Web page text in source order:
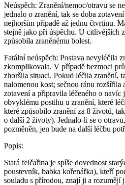
Neúspěch: Zranění/nemoc/otravu se
jednalo o zranění, tak se doba
nejhorším případě až jednu čtvrtinu.
stejně jako při úspěchu. U citlivějších
způsobila zraněnému bolest.
Fatální neúspěch: Postava nevyléčila
zkomplikovala. V případě bezmoci
zhoršila situaci. Pokud léčila zranění,
nalomenou kost; sečnou ránu
zotavení a připravila léčeného o
obvyklému postihu u zranění, které
které způsobilo zranění za 8 životů,
o další 2 životy). Jednalo-li se o
pozměněn, jen bude na další léčbu
Popis:
Stará felčařina je spíše dovednost
poustevník, babka kořenářka), kteří
souladu s přírodou, znají ji a rozumějí